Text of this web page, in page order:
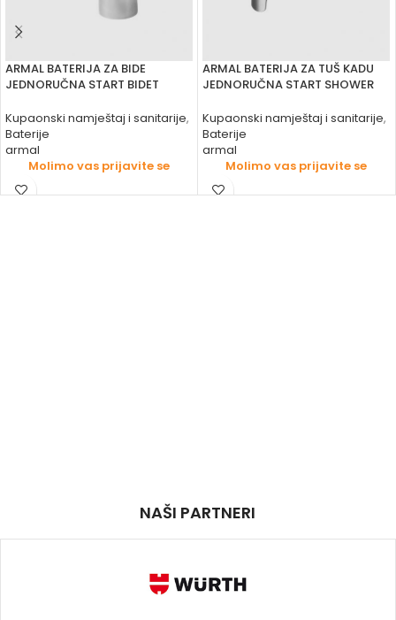
ARMAL BATERIJA ZA BIDE
JEDNORUČNA START BIDET
Kupaonski namještaj i sanitarije,
Baterije
armal
Molimo vas prijavite se
ARMAL BATERIJA ZA TUŠ KADU
JEDNORUČNA START SHOWER
Kupaonski namještaj i sanitarije,
Baterije
armal
Molimo vas prijavite se
NAŠI PARTNERI